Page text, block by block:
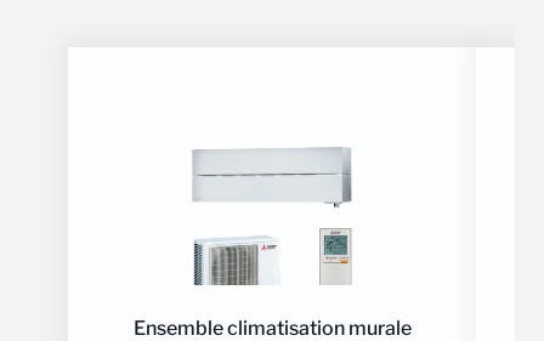
Ensemble climatisation murale